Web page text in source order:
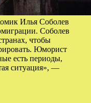
Илья Соболев
Соболев
чтобы
Юморист
есть периоды,
ситуация», —